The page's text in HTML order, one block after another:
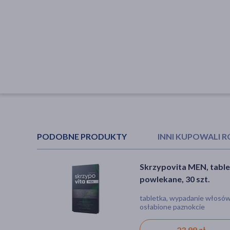
PODOBNE PRODUKTY INNI KUPOWALI
Skrzypovita MEN,
powlekane, 30 szt.
tabletka, wypadanie
osłabione paznokcie
Dermena, szampon
hamujący wypadanie
szampon, podrażnienie,
wypadanie włosów, suchość